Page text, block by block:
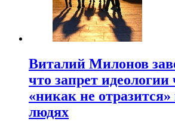
Виталий Милонов
что запрет
«никак не
людях